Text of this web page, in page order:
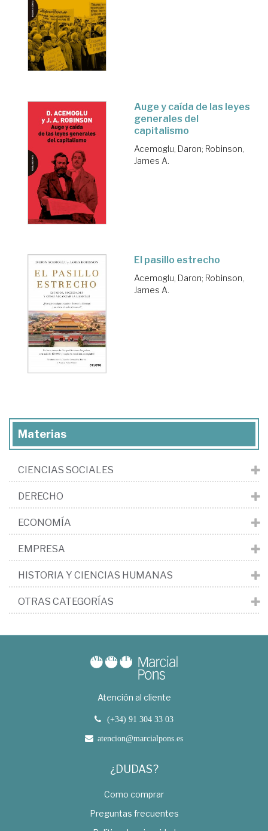
Auge y caída de las leyes
generales del
capitalismo
Acemoglu, Daron; Robinson,
James A.
El pasillo estrecho
Acemoglu, Daron; Robinson,
James A.
Materias
CIENCIAS SOCIALES
DERECHO
ECONOMÍA
EMPRESA
HISTORIA Y CIENCIAS HUMANAS
OTRAS CATEGORÍAS
Atención al cliente
(+34) 91 304 33 03
atencion@marcialpons.es
¿DUDAS?
Como comprar
Preguntas frecuentes